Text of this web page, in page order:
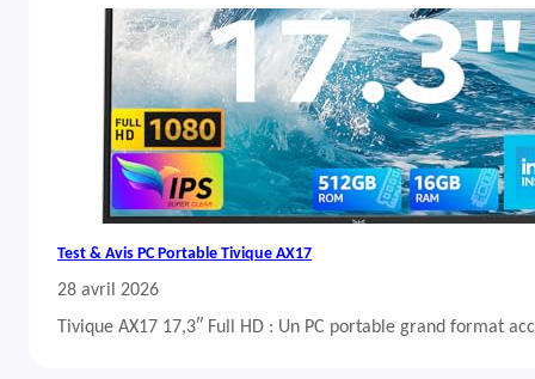
Test & Avis PC Portable Tivique AX17
28 avril 2026
Tivique AX17 17,3″ Full HD : Un PC portable grand format